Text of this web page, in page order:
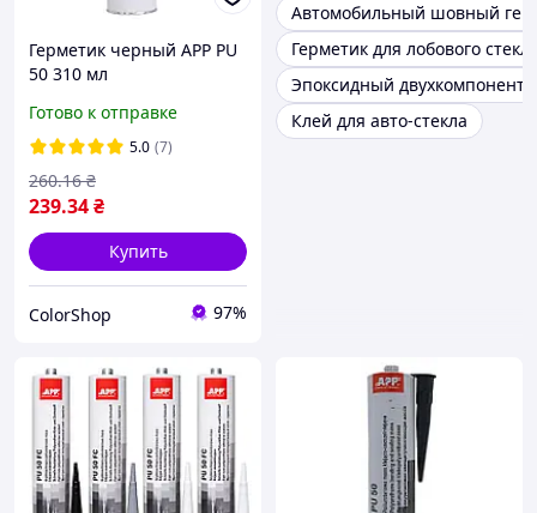
Герметик черный APP PU
50 310 мл
Готово к отправке
5.0 (7)
239.34₴
260.16 ₴
Купить
ColorShop 97%
Автомобильный шовный
Герметик для лобового
Эпоксидный
Клей для авто-стекла